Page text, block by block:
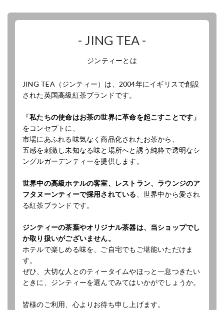
- JING TEA -
ジンティーとは
JING TEA（ジンティー）は、2004年にイギリスで創設
された英国高級紅茶ブランドです。
「私たちの使命はお茶の世界に革命を起こすことです」
をコンセプトに、
市場にあふれる味気なく商品化されたお茶から、
五感を刺激し未知なる味と場所へと誘う純粋で透明なシ
ングルガーデンティーを提供します。
世界中の高級ホテルの客室、レストラン、ラウンジのア
フタヌーンティーで採用されている 、世界中から愛され
る紅茶ブランドです。
ジンティーの茶葉やオリジナル茶器は、当ショップでし
か取り扱いがございません。
ホテルで楽しめる味を、ご自宅でもご堪能いただけま
す。
ぜひ、大切な人とのティータイムやほっと一息つきたい
ときに、ジンティーを選んでみてはいかがでしょうか。
皆様のご利用、心よりお待ち申し上げます。